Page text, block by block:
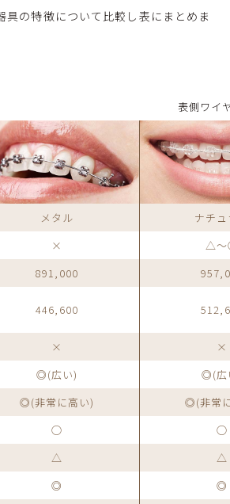
具の特徴について比較し表にまとめま
表側ワイ
メタル
ナチ
×
△
891,000
446,600
×
×
◎(広い) ◎(
◎(非常に高い) ◎(非常
◯
◯
△
△
◎
◎